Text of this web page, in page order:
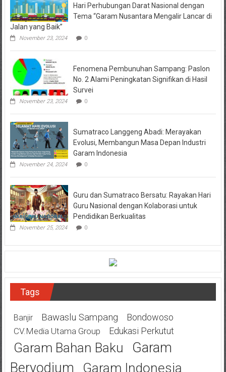
Hari Perhubungan Darat Nasional dengan
Tema “Garam Nusantara Mengalir Lancar di
Jalan yang Baik”
November 23, 2024 0
Fenomena Pembunuhan Sampang: Paslon
No. 2 Alami Peningkatan Signifikan di Hasil
Survei
November 23, 2024 0
Sumatraco Langgeng Abadi: Merayakan
Evolusi, Membangun Masa Depan Industri
Garam Indonesia
November 24, 2024 0
Guru dan Sumatraco Bersatu: Rayakan Hari
Guru Nasional dengan Kolaborasi untuk
Pendidikan Berkualitas
November 25, 2024 0
Tags
Banjir Bawaslu Sampang Bondowoso
CV.Media Utama Group Edukasi Perkutut
Garam Bahan Baku
Garam
Beryodium
Garam Indonesia